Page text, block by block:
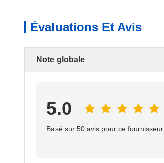
Évaluations Et Avis
Note globale
5.0
Basé sur 50 avis pour ce fournisseur